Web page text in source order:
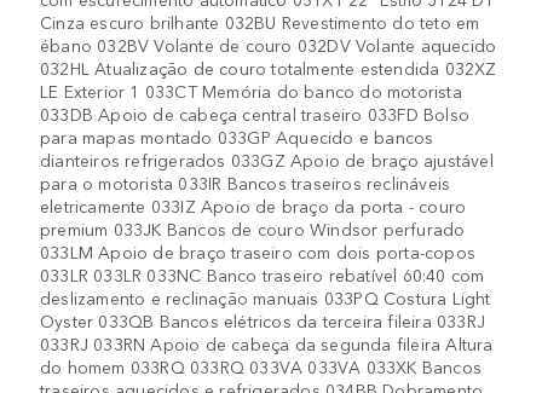
Cinza escuro brilhante 032BU Revestimento do teto em
ébano 032BV Volante de couro 032DV Volante aquecido
032HL Atualização de couro totalmente estendida 032XZ
LE Exterior 1 033CT Memória do banco do motorista
033DB Apoio de cabeça central traseiro 033FD Bolso
para mapas montado 033GP Aquecido e bancos
dianteiros refrigerados 033GZ Apoio de braço ajustável
para o motorista 033IR Bancos traseiros reclináveis ​​
eletricamente 033IZ Apoio de braço da porta - couro
premium 033JK Bancos de couro Windsor perfurado
033LM Apoio de braço traseiro com dois porta-copos
033LR 033LR 033NC Banco traseiro rebatível 60:40 com
deslizamento e reclinação manuais 033PQ Costura Light
Oyster 033QB Bancos elétricos da terceira fileira 033RJ
033RJ 033RN Apoio de cabeça da segunda fileira Altura
do homem 033RQ 033RQ 033VA 033VA 033XK Bancos